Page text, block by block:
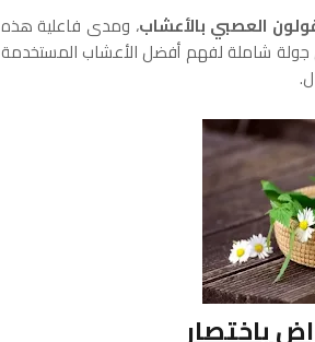
العصبي بالأعشاب، ومدى فاعلية هذه
شاملة لفهم أفضل الأعشاب المستخدمة
باختصار